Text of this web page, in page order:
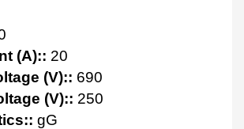
(A):: 20
(V):: 690
(V):: 250
gG